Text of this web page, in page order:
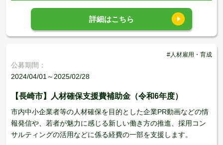
詳細はこちら
#人材雇用・育成
公募期間：
2024/04/01～2025/02/28
【長崎市】人材確保支援費補助金（令和6年度）
市内中小企業者等の人材確保を目的とした企業PR動画などの情
報発信や、若者が魅力に感じる新しい働き方の推進、採用コン
サルティングの活用などに係る経費の一部を支援します。